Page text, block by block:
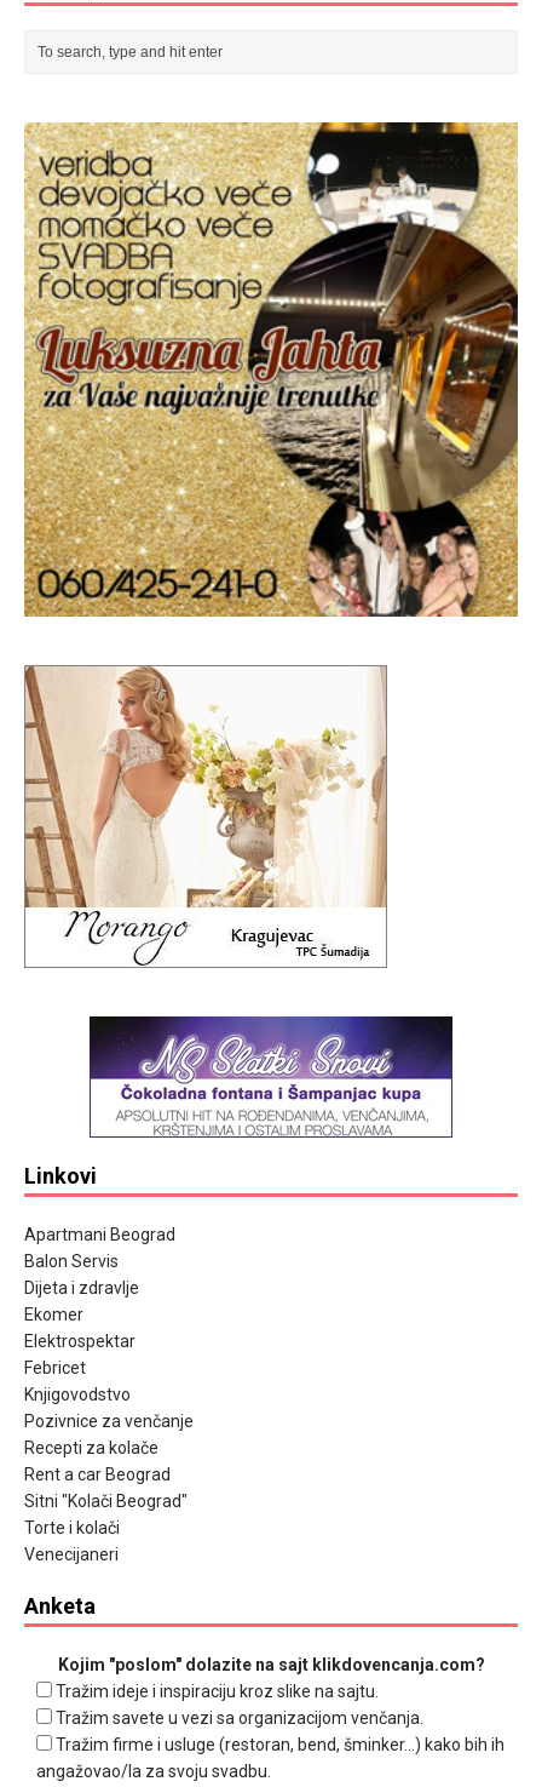
Linkovi
Apartmani Beograd
Balon Servis
Dijeta i zdravlje
Ekomer
Elektrospektar
Febricet
Knjigovodstvo
Pozivnice za venčanje
Recepti za kolače
Rent a car Beograd
Sitni "Kolači Beograd"
Torte i kolači
Venecijaneri
Anketa
Kojim "poslom" dolazite na sajt klikdovencanja.com?
Tražim ideje i inspiraciju kroz slike na sajtu.
Tražim savete u vezi sa organizacijom venčanja.
Tražim firme i usluge (restoran, bend, šminker...) kako bih ih
angažovao/la za svoju svadbu.